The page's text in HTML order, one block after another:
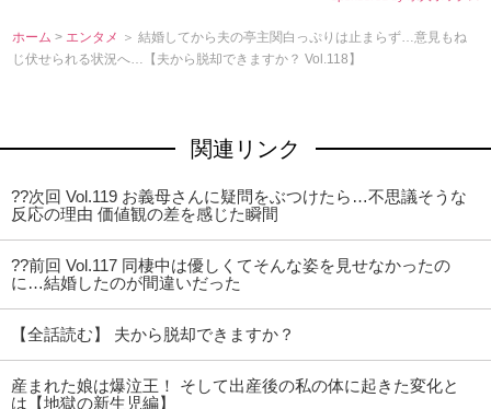
ホーム > エンタメ ＞ 結婚してから夫の亭主関白っぷりは止まらず…意見もね
じ伏せられる状況へ…【夫から脱却できますか？ Vol.118】
関連リンク
??次回 Vol.119 お義母さんに疑問をぶつけたら…不思議そうな
反応の理由 価値観の差を感じた瞬間
??前回 Vol.117 同棲中は優しくてそんな姿を見せなかったの
に…結婚したのが間違いだった
【全話読む】 夫から脱却できますか？
産まれた娘は爆泣王！ そして出産後の私の体に起きた変化と
は【地獄の新生児編】